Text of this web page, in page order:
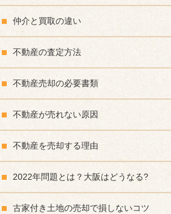
仲介と買取の違い
不動産の査定方法
不動産売却の必要書類
不動産が売れない原因
不動産を売却する理由
2022年問題とは？大阪はどうなる?
古家付き土地の売却で損しないコツ